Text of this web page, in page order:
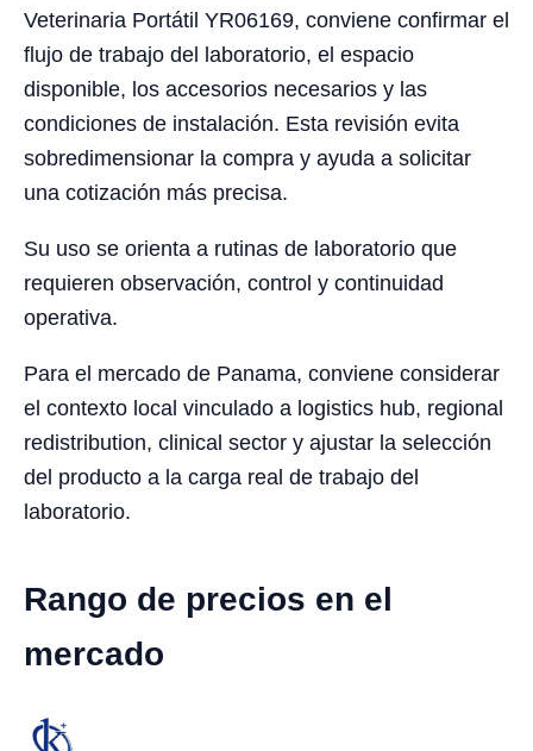
Veterinaria Portátil YR06169, conviene confirmar el
flujo de trabajo del laboratorio, el espacio
disponible, los accesorios necesarios y las
condiciones de instalación. Esta revisión evita
sobredimensionar la compra y ayuda a solicitar
una cotización más precisa.
Su uso se orienta a rutinas de laboratorio que
requieren observación, control y continuidad
operativa.
Para el mercado de Panama, conviene considerar
el contexto local vinculado a logistics hub, regional
redistribution, clinical sector y ajustar la selección
del producto a la carga real de trabajo del
laboratorio.
Rango de precios en el
mercado